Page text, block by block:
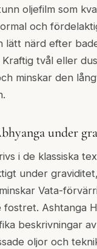
oljefilm som
och
lätt närd efter
tvål eller
minskar den
under
i de klassiska
under
Vata-
Ashtanga
beskrivningar av
oljor och